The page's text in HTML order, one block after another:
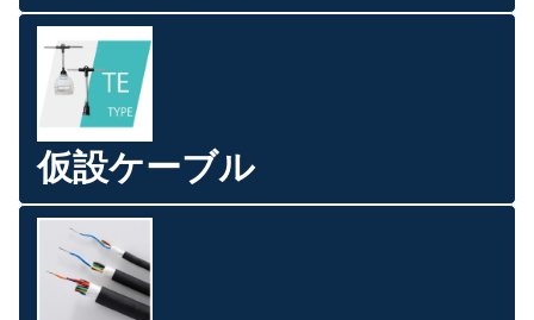
仮設ケーブル